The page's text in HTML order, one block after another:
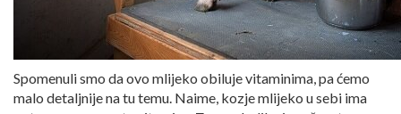
Spomenuli smo da ovo mlijeko obiluje vitaminima, pa ćemo
malo detaljnije na tu temu. Naime, kozje mlijeko u sebi ima